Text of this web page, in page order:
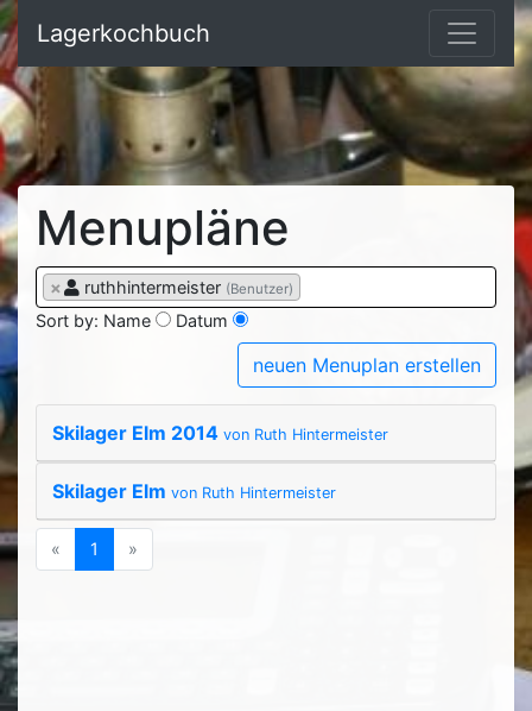
Lagerkochbuch
Menupläne
× ruthhintermeister (Benutzer)
Sort by: Name Datum
neuen Menuplan erstellen
Skilager Elm 2014 von Ruth Hintermeister
Skilager Elm von Ruth Hintermeister
« Previous
1 (current)
»